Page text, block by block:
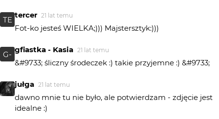
TE
tercer 21 lat temu
Fot-ko jesteś WIELKA;))) Majstersztyk:)))
G-
gfiastka - Kasia 21 lat temu
&#9733; śliczny środeczek :) takie przyjemne :) &#9733;
jułga 21 lat temu
dawno mnie tu nie było, ale potwierdzam - zdjęcie jest
idealne :)